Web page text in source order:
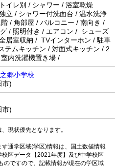
イレ別 / シャワー / 浴室乾燥
立 / シャワー付洗面台 / 温水洗浄
/ 角部屋 / バルコニー / 南向き /
/ 照明付き / エアコン / シューズ
居室収納 / TVインターホン / 駐車
テムキッチン / 対面式キッチン / 2
内洗濯機置き場 /
郷小学校
市)
市)
現状優先となります。
通学区域(学区)情報は、国土数値情報
区データ【2021年度】及び中学校区
のですので、記載情報が現在の学区域